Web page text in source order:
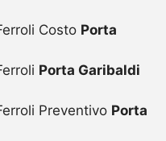
Costo Porta
Porta Garibaldi
Preventivo Porta